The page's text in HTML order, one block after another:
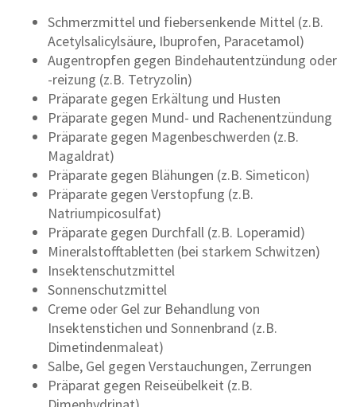
Schmerzmittel und fiebersenkende Mittel (z.B.
Acetylsalicylsäure, Ibuprofen, Paracetamol)
Augentropfen gegen Bindehautentzündung oder
-reizung (z.B. Tetryzolin)
Präparate gegen Erkältung und Husten
Präparate gegen Mund- und Rachenentzündung
Präparate gegen Magenbeschwerden (z.B.
Magaldrat)
Präparate gegen Blähungen (z.B. Simeticon)
Präparate gegen Verstopfung (z.B.
Natriumpicosulfat)
Präparate gegen Durchfall (z.B. Loperamid)
Mineralstofftabletten (bei starkem Schwitzen)
Insektenschutzmittel
Sonnenschutzmittel
Creme oder Gel zur Behandlung von
Insektenstichen und Sonnenbrand (z.B.
Dimetindenmaleat)
Salbe, Gel gegen Verstauchungen, Zerrungen
Präparat gegen Reiseübelkeit (z.B.